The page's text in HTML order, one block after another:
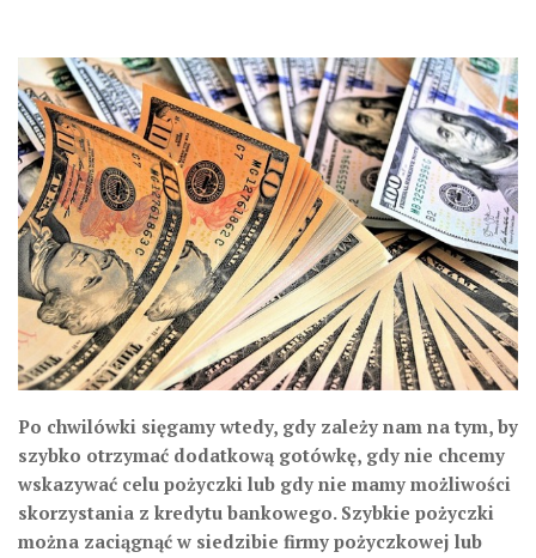
Po chwilówki sięgamy wtedy, gdy zależy nam na tym, by
szybko otrzymać dodatkową gotówkę, gdy nie chcemy
wskazywać celu pożyczki lub gdy nie mamy możliwości
skorzystania z kredytu bankowego. Szybkie pożyczki
można zaciągnąć w siedzibie firmy pożyczkowej lub